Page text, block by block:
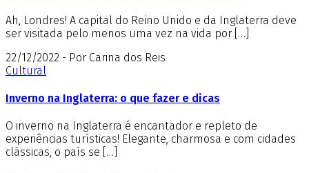
Ah, Londres! A capital do Reino Unido e da Inglaterra deve
ser visitada pelo menos uma vez na vida por […]
22/12/2022 - Por Carina dos Reis
Cultural
Inverno na Inglaterra: o que fazer e dicas
O inverno na Inglaterra é encantador e repleto de
experiências turísticas! Elegante, charmosa e com cidades
clássicas, o país se […]